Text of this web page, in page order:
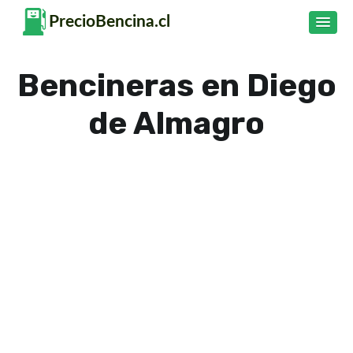
Bencineras en Diego
de Almagro